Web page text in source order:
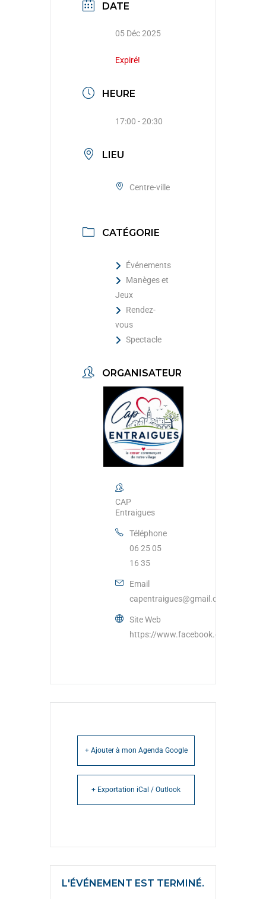
DATE
05 Déc 2025
Expiré!
HEURE
17:00 - 20:30
LIEU
Centre-ville
CATÉGORIE
Événements
Manèges et
Jeux
Rendez-
vous
Spectacle
ORGANISATEUR
CAP
Entraigues
Téléphone
06 25 05
16 35
Email
capentraigues@gmail.com
Site Web
https://www.facebook.com/
+ Ajouter à mon Agenda Google
+ Exportation iCal / Outlook
L'ÉVÉNEMENT EST TERMINÉ.